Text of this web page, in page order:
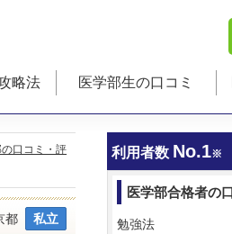
略法 医学部生の口コミ
口コミ・評
都 私立
利用者数 No.1※
医学部合格者の
勉強法